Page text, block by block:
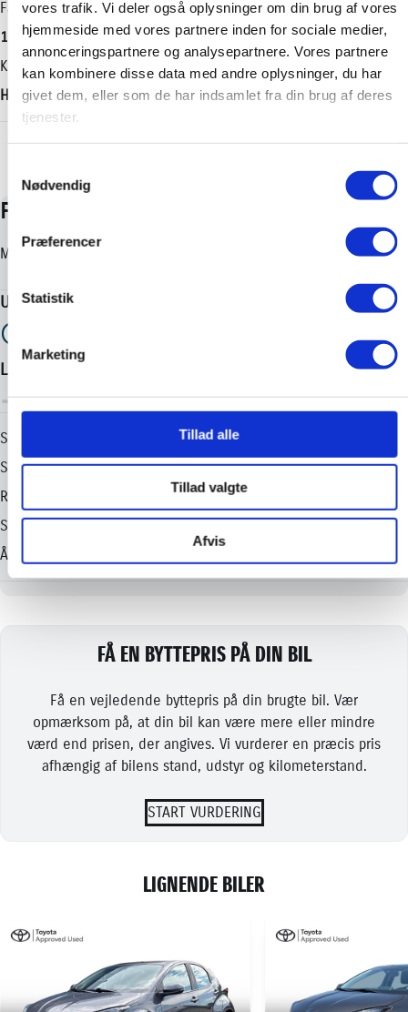
vores trafik. Vi deler også oplysninger om din brug af vores
hjemmeside med vores partnere inden for sociale medier,
annonceringspartnere og analysepartnere. Vores partnere
kan kombinere disse data med andre oplysninger, du har
givet dem, eller som de har indsamlet fra din brug af deres
tjenester.
Nødvendig
Præferencer
Statistik
Marketing
Tillad alle
Tillad valgte
Afvis
Farve
1L0 -Silver
Karosseri
Hatchback
Manuel
Antal cylindre
4
Antal gear
Partikelfilter (DPF)
Nej
3940 mm
Tilkoblingsvægt med bremser
850 kg
Tilkoblingsvægt uden bremser
550 kg
Tankstørrelse
-
FÅ EN BYTTEPRIS PÅ DIN BIL
Få en vejledende byttepris på din brugte bil. Vær
opmærksom på, at din bil kan være mere eller mindre
værd end prisen, der angives. Vi vurderer en præcis pris
afhængig af bilens stand, udstyr og kilometerstand.
START VURDERING
LIGNENDE BILER